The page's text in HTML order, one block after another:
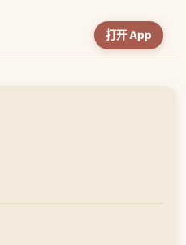
打开 App